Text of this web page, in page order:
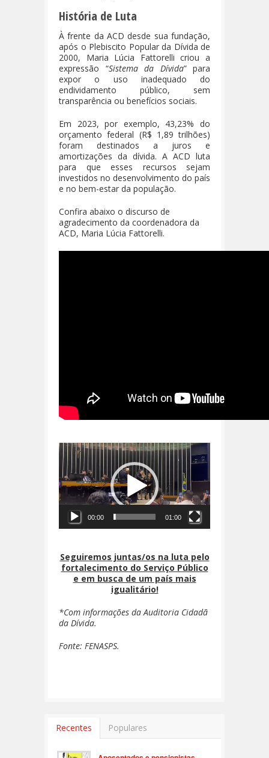
História de Luta
À frente da ACD desde sua fundação,
após o Plebiscito Popular da Dívida de
2000, Maria Lúcia Fattorelli criou a
expressão “Sistema da Dívida” para
expor o uso inadequado do
endividamento público, sem
transparência ou benefícios sociais.
Em 2023, por exemplo, 43,23% do
orçamento federal (R$ 1,89 trilhões)
foram destinados a juros e
amortizações da dívida. A ACD luta
para que esses recursos sejam
investidos no desenvolvimento do país
e no bem-estar da população.
Confira abaixo o discurso de
agradecimento da coordenadora da
ACD, Maria Lúcia Fattorelli.
Tocador
de
vídeo
00:00 01:00
Seguiremos juntas/os na luta pelo
fortalecimento do Serviço Público
e em busca de um país mais
igualitário!
*Com informações da Auditoria Cidadã
da Dívida.
Fonte: FENASPS.
Recentes Populares